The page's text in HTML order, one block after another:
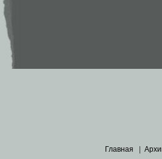
Главная